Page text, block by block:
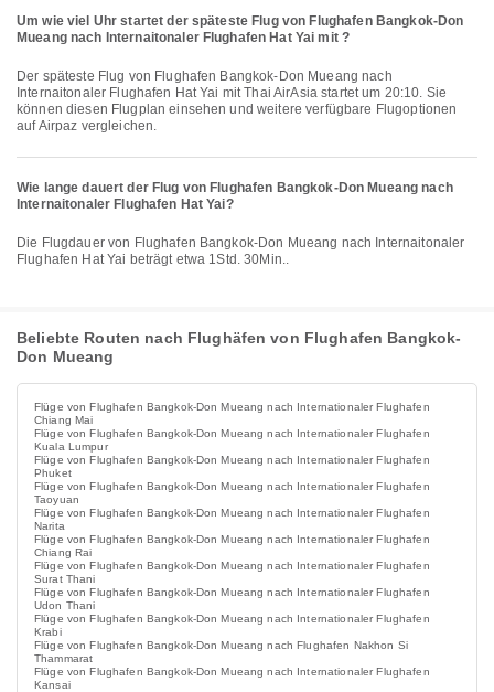
Um wie viel Uhr startet der späteste Flug von Flughafen Bangkok-Don
Mueang nach Internaitonaler Flughafen Hat Yai mit ?
Der späteste Flug von Flughafen Bangkok-Don Mueang nach
Internaitonaler Flughafen Hat Yai mit Thai AirAsia startet um 20:10. Sie
können diesen Flugplan einsehen und weitere verfügbare Flugoptionen
auf Airpaz vergleichen.
Wie lange dauert der Flug von Flughafen Bangkok-Don Mueang nach
Internaitonaler Flughafen Hat Yai?
Die Flugdauer von Flughafen Bangkok-Don Mueang nach Internaitonaler
Flughafen Hat Yai beträgt etwa 1Std. 30Min..
Beliebte Routen nach Flughäfen von Flughafen Bangkok-
Don Mueang
Flüge von Flughafen Bangkok-Don Mueang nach Internationaler Flughafen
Chiang Mai
Flüge von Flughafen Bangkok-Don Mueang nach Internationaler Flughafen
Kuala Lumpur
Flüge von Flughafen Bangkok-Don Mueang nach Internationaler Flughafen
Phuket
Flüge von Flughafen Bangkok-Don Mueang nach Internationaler Flughafen
Taoyuan
Flüge von Flughafen Bangkok-Don Mueang nach Internationaler Flughafen
Narita
Flüge von Flughafen Bangkok-Don Mueang nach Internationaler Flughafen
Chiang Rai
Flüge von Flughafen Bangkok-Don Mueang nach Internationaler Flughafen
Surat Thani
Flüge von Flughafen Bangkok-Don Mueang nach Internationaler Flughafen
Udon Thani
Flüge von Flughafen Bangkok-Don Mueang nach Internationaler Flughafen
Krabi
Flüge von Flughafen Bangkok-Don Mueang nach Flughafen Nakhon Si
Thammarat
Flüge von Flughafen Bangkok-Don Mueang nach Internationaler Flughafen
Kansai